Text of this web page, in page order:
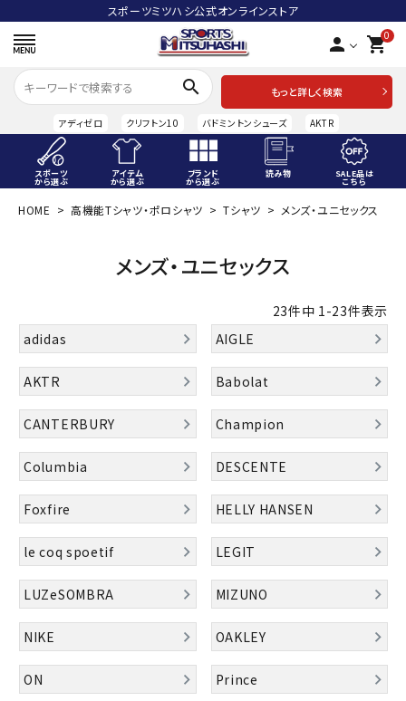
スポーツミツハシ公式オンラインストア
person 0
shopping_cart
search
もっと詳しく検索
アディゼロ クリフトン10 バドミントンシューズ AKTR
スポーツ
から選ぶ
アイテム
から選ぶ
ブランド
から選ぶ
読み物 SALE品は
こちら
ACCOUNT MENU
person
スポーツから選ぶ
アイテムから選ぶ
ブランドから選ぶ
SALE品はこちら
INFORMATIOM
ご利用ガイド
お問い合わせ
メルマガ登録
プライバシーポリシー
HOME 高機能Tシャツ・ポロシャツ Tシャツ メンズ・ユニセックス
メンズ・ユニセックス
23件中 1-23件表示
adidas
AIGLE
AKTR Babolat
CANTERBURY Champion
Columbia DESCENTE
Foxfire HELLY HANSEN
le coq spoetif LEGIT
LUZeSOMBRA MIZUNO
NIKE OAKLEY
ON Prince